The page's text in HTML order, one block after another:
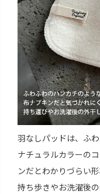
羽なしパッドは、ふ
ナチュラルカラーの
ンだとわかりづらい形
持ち歩きやお洗濯後